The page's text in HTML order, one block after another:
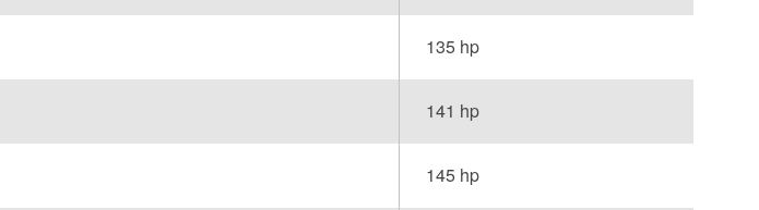
135 hp
141 hp
145 hp